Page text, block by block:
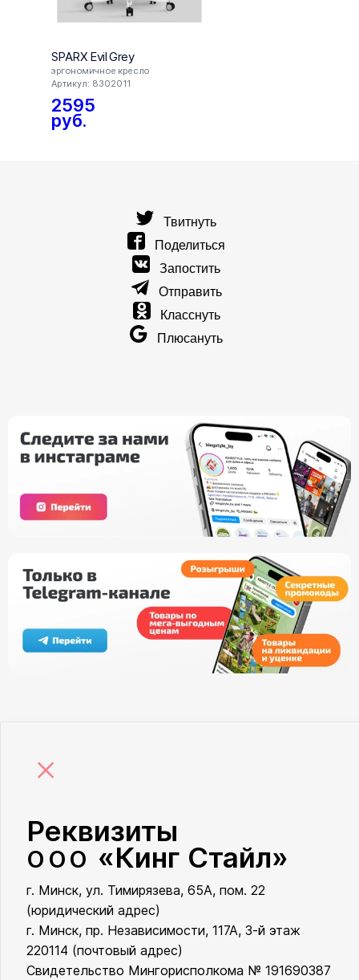
SPARX Evil Grey
эргономичное кресло
Артикул: 8302011
2595
руб.
Твитнуть
Поделиться
Запостить
Отправить
Класснуть
Плюсануть
×
Реквизиты
ООО «Кинг Стайл»
ООО «Кинг Стайл»
г. Минск, ул. Тимирязева, 65А, пом. 22
(юридический адрес)
г. Минск, пр. Независимости, 117А, 3-й этаж
220114 (почтовый адрес)
Свидетельство Мингорисполкома № 191690387